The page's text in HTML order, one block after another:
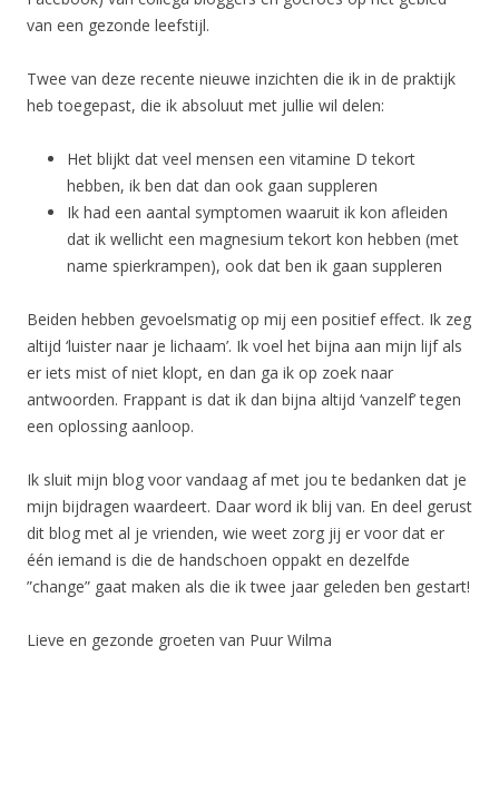
van een gezonde leefstijl.
Twee van deze recente nieuwe inzichten die ik in de praktijk
heb toegepast, die ik absoluut met jullie wil delen:
Het blijkt dat veel mensen een vitamine D tekort
hebben, ik ben dat dan ook gaan suppleren
Ik had een aantal symptomen waaruit ik kon afleiden
dat ik wellicht een magnesium tekort kon hebben (met
name spierkrampen), ook dat ben ik gaan suppleren
Beiden hebben gevoelsmatig op mij een positief effect. Ik zeg
altijd ‘luister naar je lichaam’. Ik voel het bijna aan mijn lijf als
er iets mist of niet klopt, en dan ga ik op zoek naar
antwoorden. Frappant is dat ik dan bijna altijd ‘vanzelf’ tegen
een oplossing aanloop.
Ik sluit mijn blog voor vandaag af met jou te bedanken dat je
mijn bijdragen waardeert. Daar word ik blij van. En deel gerust
dit blog met al je vrienden, wie weet zorg jij er voor dat er
één iemand is die de handschoen oppakt en dezelfde
”change” gaat maken als die ik twee jaar geleden ben gestart!
Lieve en gezonde groeten van Puur Wilma